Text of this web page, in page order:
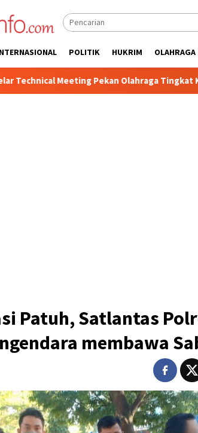
POLITIK HUKRIM OLAHRAGA
Tingkat Kecamatan Konda
Patuh, Satlantas
membawa